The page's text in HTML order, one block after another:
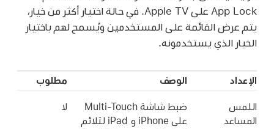
App Lock على
Apple TV . في حالة اختيار أكثر من خيار،
يتم عرض القائمة على المستخدمين ويُسمح لهم باختيار
الخيار الذي يستخدمونه.
الإعداد الوصف مطلوب
اللمس
المساعد
ضبط شاشة Multi-Touch
على iPhone و iPad لتلائم
لا